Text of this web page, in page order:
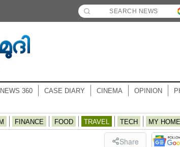
NEWS 360 CASE DIARY CINEMA OPINION
FINANCE FOOD TRAVEL TECH MY
Share